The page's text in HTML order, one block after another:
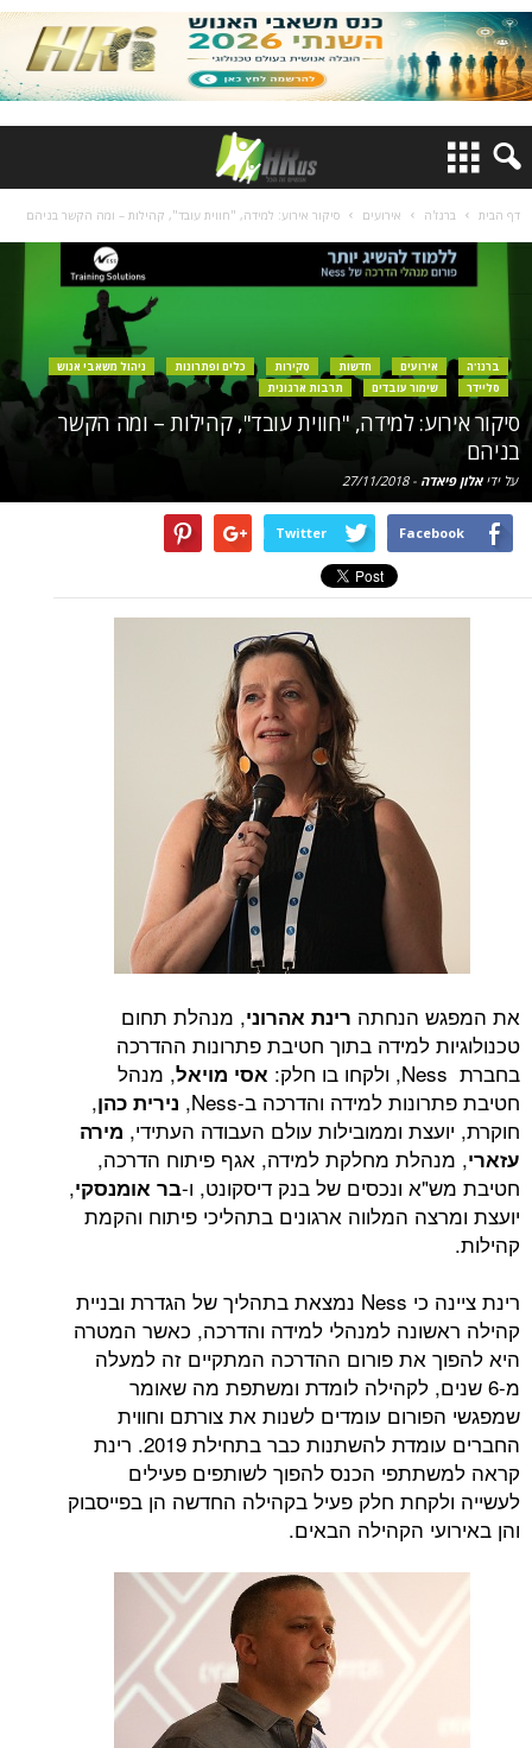
דף הבית ברנז'ה אירועים סיקור אירוע: למידה, "חווית עובד", קהילות – ומה הקשר בניהם
ברנז'ה אירועים חדשות סקירות כלים ופתרונות
ניהול משאבי אנוש
סליידר
שימור עובדים תרבות ארגונית
סיקור אירוע: למידה, "חווית עובד", קהילות – ומה הקשר
בניהם
על ידיאלון פיאדה -
27/11/2018
Facebook
Twitter
את המפגש הנחתה רינת אהרוני, מנהלת תחום
טכנולוגיות למידה בתוך חטיבת פתרונות ההדרכה
בחברת Ness, ולקחו בו חלק:
אסי מויאל, מנהל
חטיבת פתרונות למידה והדרכה ב-Ness,
נירית כהן,
חוקרת, יועצת וממובילות עולם העבודה העתידי, מירה
עזארי, מנהלת מחלקת למידה, אגף פיתוח הדרכה,
חטיבת מש"א ונכסים של בנק דיסקונט, ו-בר אומנסקי,
יועצת ומרצה המלווה ארגונים בתהליכי פיתוח והקמת
קהילות.
רינת ציינה כי Ness נמצאת בתהליך של הגדרת ובניית
קהילה ראשונה למנהלי למידה והדרכה, כאשר המטרה
היא להפוך את פורום ההדרכה המתקיים זה למעלה
מ-6 שנים, לקהילה לומדת ומשתפת מה שאומר
שמפגשי הפורום עומדים לשנות את צורתם וחווית
החברים עומדת להשתנות כבר בתחילת 2019. רינת
קראה למשתתפי הכנס להפוך לשותפים פעילים
לעשייה ולקחת חלק פעיל בקהילה החדשה הן בפייסבוק
והן באירועי הקהילה הבאים.